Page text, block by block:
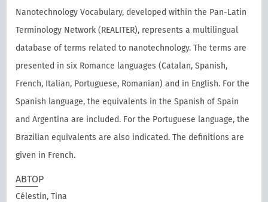
Nanotechnology Vocabulary, developed within the Pan-Latin
Terminology Network (REALITER), represents a multilingual
database of terms related to nanotechnology. The terms are
presented in six Romance languages (Catalan, Spanish,
French, Italian, Portuguese, Romanian) and in English. For the
Spanish language, the equivalents in the Spanish of Spain
and Argentina are included. For the Portuguese language, the
Brazilian equivalents are also indicated. The definitions are
given in French.
АВТОР
Célestin, Tina